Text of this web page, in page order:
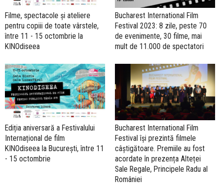
Filme, spectacole și ateliere
pentru copiii de toate vârstele,
între 11 - 15 octombrie la
KINOdiseea
Bucharest International Film
Festival 2023: 8 zile, peste 70
de evenimente, 30 filme, mai
mult de 11.000 de spectatori
Ediția aniversară a Festivalului
Internațional de film
KINOdiseea la București, între 11
- 15 octombrie
Bucharest International Film
Festival își prezintă filmele
câștigătoare. Premiile au fost
acordate în prezența Alteței
Sale Regale, Principele Radu al
României